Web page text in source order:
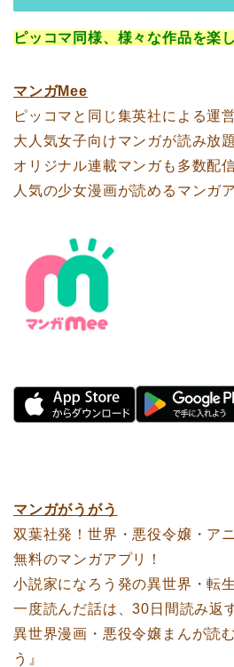
ピッコマ同様、様々な作品を楽
マンガMee
ピッコマと同じ集英社による運
大人気女子向けマンガが読み放題
オリジナル連載マンガも多数配信
人気の少女漫画が読めるマンガ
マンガがうがう
双葉社発！世界・悪役令嬢・ア
無料のマンガアプリ！
小説家になろう発の異世界・転
一度読んだ話は、30日間読み返
異世界漫画・悪役令嬢まんが読
う』